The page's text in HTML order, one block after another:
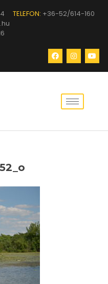
TELEFON: +36-52/614-160